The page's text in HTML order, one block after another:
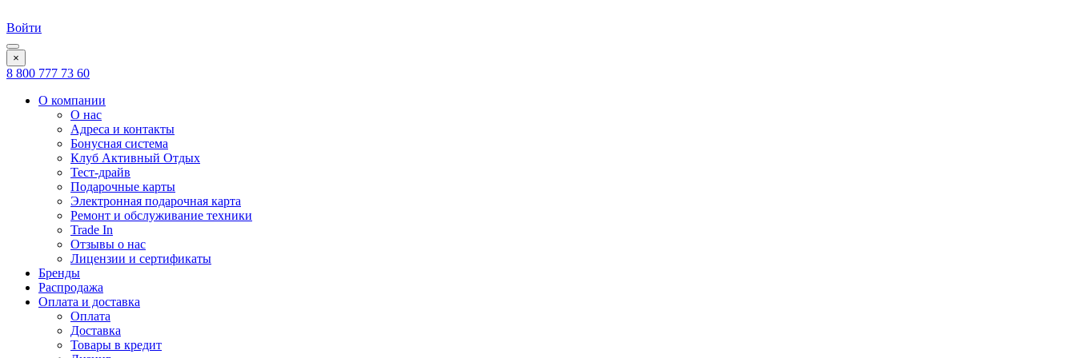
Войти
×
8 800 777 73 60
О компании
О нас
Адреса и контакты
Бонусная система
Клуб Активный Отдых
Тест-драйв
Подарочные карты
Электронная подарочная карта
Ремонт и обслуживание техники
Trade In
Отзывы о нас
Лицензии и сертификаты
Бренды
Распродажа
Оплата и доставка
Оплата
Доставка
Товары в кредит